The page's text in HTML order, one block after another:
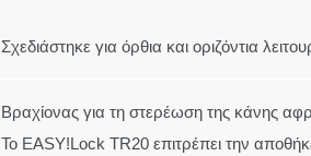
Σχεδιάστηκε για όρθια και οριζόντια
Βραχίονας για τη στερέωση της κάνης
Το EASY!Lock TR20 επιτρέπει την